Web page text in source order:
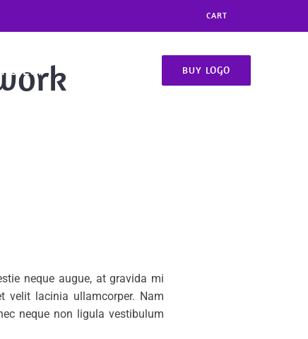
CART
BUY LOGO
neque augue, at gravida mi
velit lacinia ullamcorper. Nam
neque non ligula vestibulum